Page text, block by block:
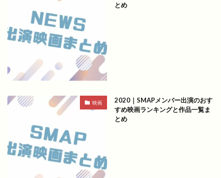
とめ
映画
2020｜SMAPメンバー出演のおす
すめ映画ランキングと作品一覧ま
とめ